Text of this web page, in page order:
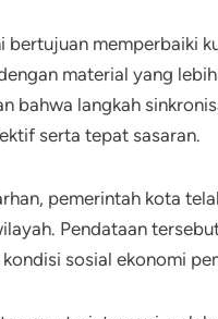
bertujuan memperbaiki
material yang
bahwa langkah
serta tepat sasaran.
pemerintah kota
Pendataan
sosial ekonomi